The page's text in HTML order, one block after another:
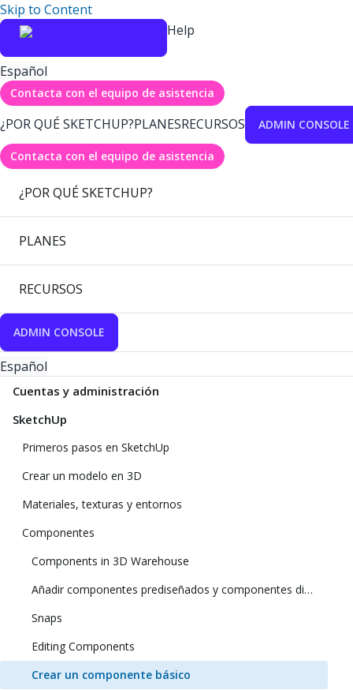
Skip to Content
Help
Español
Contacta con el equipo de asistencia
¿POR QUÉ SKETCHUP?PLANESRECURSOS ADMIN CONSOLE
Contacta con el equipo de asistencia
¿POR QUÉ SKETCHUP?
PLANES
RECURSOS
ADMIN CONSOLE
Español
Cuentas y administración
SketchUp
Primeros pasos en SketchUp
Crear un modelo en 3D
Materiales, texturas y entornos
Componentes
Components in 3D Warehouse
Añadir componentes prediseñados y componentes dinámicos
Snaps
Editing Components
Crear un componente básico